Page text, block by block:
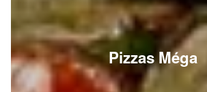
Pizzas Méga